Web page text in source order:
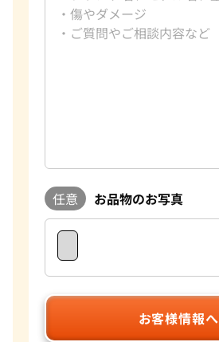
任意 お品物のお写真
お客様情報へ